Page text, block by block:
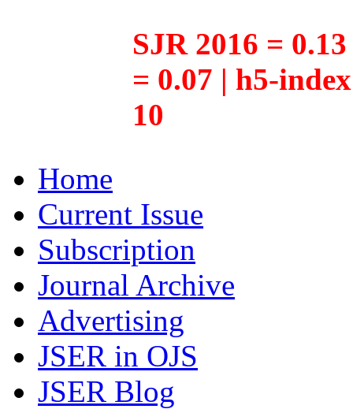
SJR 2016 =
= 0.07 | h5-
10
Home
Current Issue
Subscription
Journal Archive
Advertising
JSER in OJS
JSER Blog